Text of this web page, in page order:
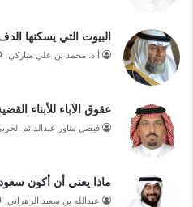
البيوت التي يسكنها
أ.د. محمد بن علي مباركي
عقوق الآباء للأبناء
فيصل مناور عبدالدائم
ماذا يعني أن أكون
عبدالله بن سعيد الزهراني